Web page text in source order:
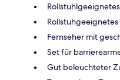
Rollstuhgeeignetes
Fernseher mit
Set für
Gut beleuchteter